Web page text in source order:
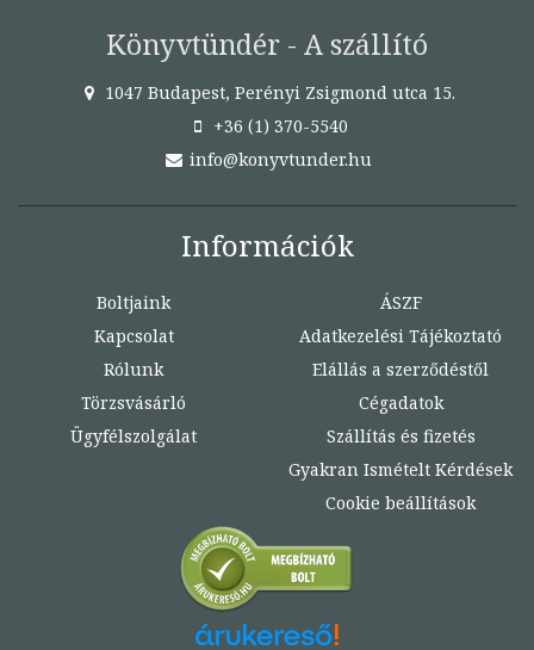
Könyvtündér - A szállító
1047 Budapest, Perényi Zsigmond utca 15.
+36 (1) 370-5540
info@konyvtunder.hu
Információk
Boltjaink
Kapcsolat
Rólunk
Törzsvásárló
Ügyfélszolgálat
ÁSZF
Adatkezelési Tájékoztató
Elállás a szerződéstől
Cégadatok
Szállítás és fizetés
Gyakran Ismételt Kérdések
Cookie beállítások